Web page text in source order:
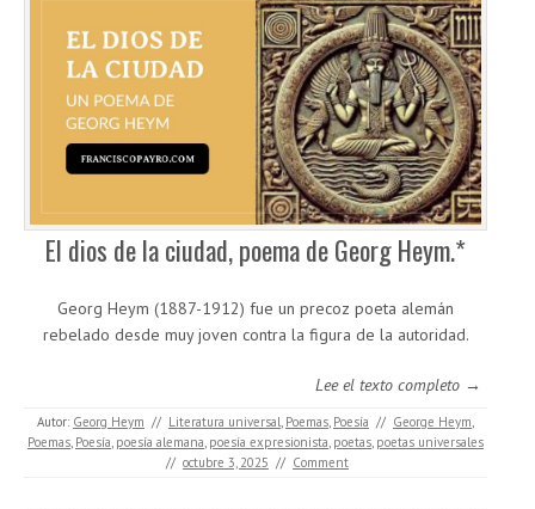
El dios de la ciudad, poema de Georg Heym.*
Georg Heym (1887-1912) fue un precoz poeta alemán
rebelado desde muy joven contra la figura de la autoridad.
Lee el texto completo →
Autor: Georg Heym // Literatura universal Poemas Poesía // George Heym
Poemas Poesía poesía alemana poesía expresionista poetas poetas universales
// octubre 3, 2025 // Comment